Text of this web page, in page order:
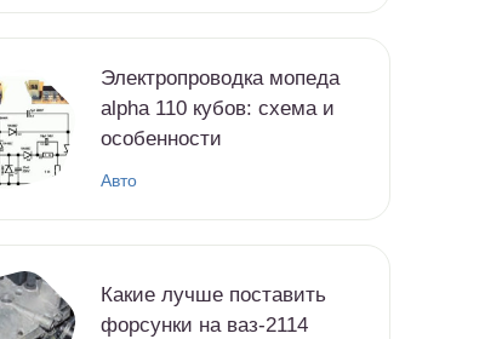
Электропроводка мопеда
alpha 110 кубов: схема и
особенности
Авто
Какие лучше поставить
форсунки на ваз-2114